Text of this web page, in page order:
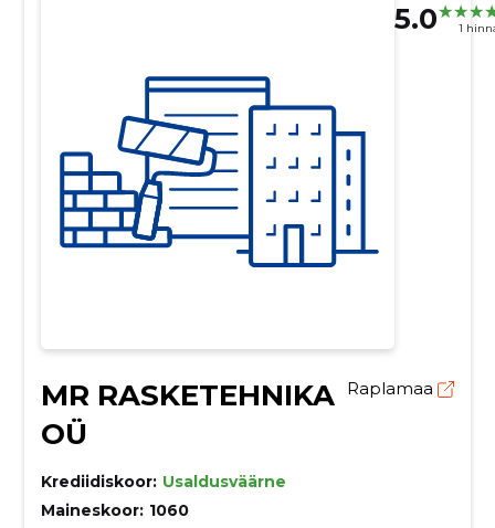
5.0 1
MR RASKETEHNIKA
OÜ
Raplamaa
Krediidiskoor: Usaldusväärne
Maineskoor: 1060